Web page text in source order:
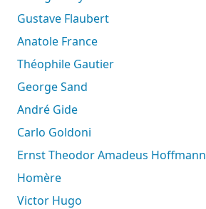
Gustave Flaubert
Anatole France
Théophile Gautier
George Sand
André Gide
Carlo Goldoni
Ernst Theodor Amadeus Hoffmann
Homère
Victor Hugo